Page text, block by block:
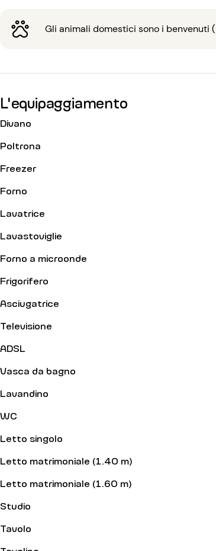
Gli animali domestici sono i benvenuti
L'equipaggiamento
Divano
Poltrona
Freezer
Forno
Lavatrice
Lavastoviglie
Forno a microonde
Frigorifero
Asciugatrice
Televisione
ADSL
Vasca da bagno
Lavandino
WC
Letto singolo
Letto matrimoniale (1.40 m)
Letto matrimoniale (1.60 m)
Studio
Tavolo